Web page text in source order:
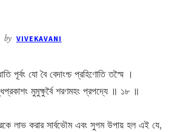
by VIVEKAVANI
পূর্বং যো বৈ বেদাংশ্চ প্রহিণোতি তস্মৈ ।
মুমুক্ষুর্বৈ শরণমহং প্রপদ্যে ॥ ১৮ ॥
লাভ করার সার্বভৌম এবং সুগম উপায় হল এই যে,